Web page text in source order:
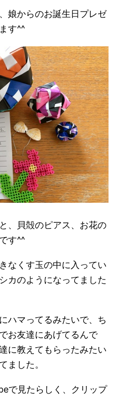
娘からのお誕生日プレゼ
す^^
、貝殻のピアス、お花の
す^^
なくす玉の中に入ってい
カのようになってました
ハマってるみたいで、ち
お友達にあげてるんで
に教えてもらったみたい
ました。
で見たらしく、クリップ